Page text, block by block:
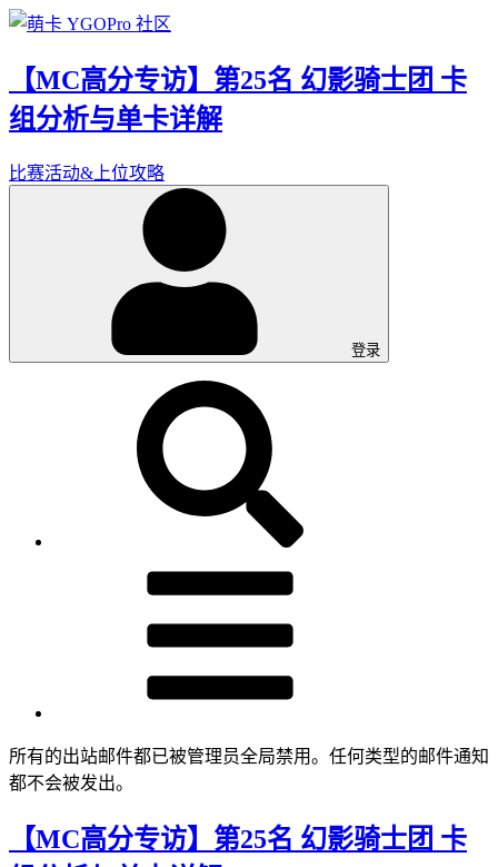
【MC高分专访】第25名 幻影骑士团 卡
组分析与单卡详解
比赛活动&上位攻略
登录
所有的出站邮件都已被管理员全局禁用。任何类型的邮件通知
都不会被发出。
【MC高分专访】第25名 幻影骑士团 卡